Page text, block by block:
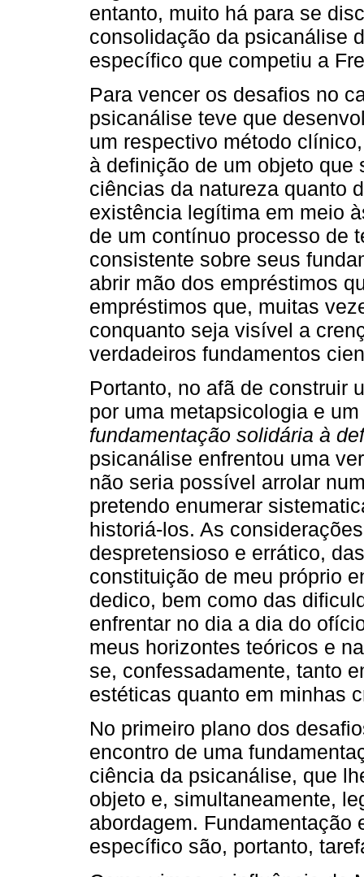
entanto, muito há para se
consolidação da psicanálise
específico que competiu a
Para vencer os desafios no
psicanálise teve que
um respectivo método
à definição de um objeto
ciências da natureza quanto
existência legítima em meio
de um contínuo processo de
consistente sobre seus
abrir mão dos empréstimos
empréstimos que, muitas
conquanto seja visível a
verdadeiros fundamentos
Portanto, no afã de construir
por uma metapsicologia e
fundamentação solidária à
psicanálise enfrentou uma
não seria possível arrolar
pretendo enumerar
historiá-los. As
despretensioso e errático,
constituição de meu próprio
dedico, bem como das
enfrentar no dia a dia do
meus horizontes teóricos e
se, confessadamente, tanto
estéticas quanto em minhas
No primeiro plano dos
encontro de uma
ciência da psicanálise, que
objeto e, simultaneamente,
abordagem.
específico são, portanto,